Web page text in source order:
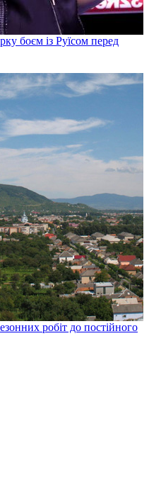
боєм із Руїсом перед
робіт до постійного